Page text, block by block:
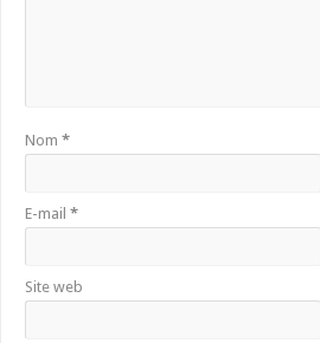
Nom *
E-mail *
Site web